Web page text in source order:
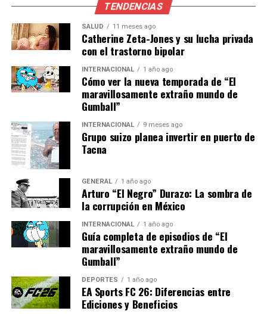
El comunista que salvó a Franco
En un relato que parece sacado de una novela de
espionaje, un comunista conocido como “El Americano”
regresa a España desde Estados Unidos. Los servicios
secretos sospechan de sus intenciones, pero un
inesperado giro del destino lo lleva a salvar a Franco
durante una cacería en Badajoz. Un jabalí atacó al
asistente de Franco, y el comunista, bajo el nombre falso
de Benjamin Smith, intervino para matar al animal.
“El caso es que si no
hubiera matado al jabalí, el
jabalí lo hubiera matado a
él”, relata la historia.
“Luego vi a Franco sentado
ahí abajo, más blanco que
una pared”.
TENDENCIAS
SALUD 11 meses ago
Catherine Zeta-Jones y su lucha privada
con el trastorno bipolar
INTERNACIONAL 1 año ago
Cómo ver la nueva temporada de “El
maravillosamente extraño mundo de
Gumball”
INTERNACIONAL 9 meses ago
Grupo suizo planea invertir en puerto de
Tacna
GENERAL 1 año ago
Arturo “El Negro” Durazo: La sombra de
la corrupción en México
INTERNACIONAL 1 año ago
Guía completa de episodios de “El
maravillosamente extraño mundo de
Gumball”
DEPORTES 1 año ago
EA Sports FC 26: Diferencias entre
Ediciones y Beneficios